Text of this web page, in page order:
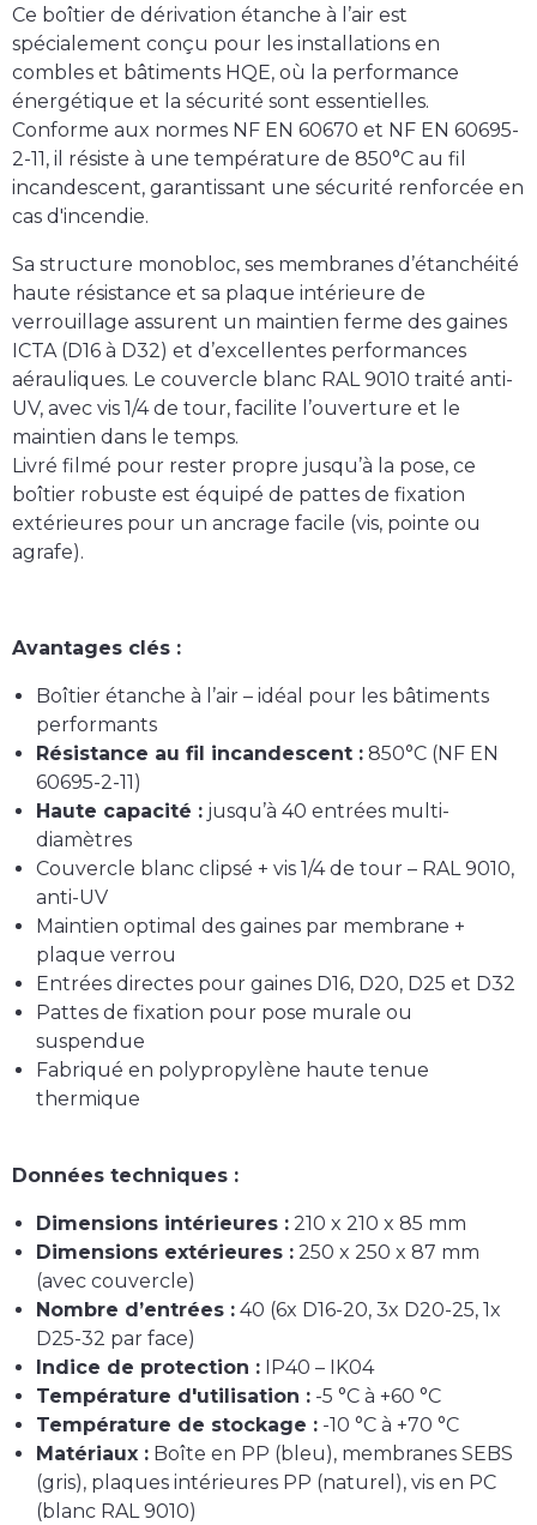
Ce boîtier de dérivation étanche à l’air est
spécialement conçu pour les installations en
combles et bâtiments HQE, où la performance
énergétique et la sécurité sont essentielles.
Conforme aux normes NF EN 60670 et NF EN 60695-
2-11, il résiste à une température de 850°C au fil
incandescent, garantissant une sécurité renforcée en
cas d'incendie.
Sa structure monobloc, ses membranes d’étanchéité
haute résistance et sa plaque intérieure de
verrouillage assurent un maintien ferme des gaines
ICTA (D16 à D32) et d’excellentes performances
aérauliques. Le couvercle blanc RAL 9010 traité anti-
UV, avec vis 1/4 de tour, facilite l’ouverture et le
maintien dans le temps.
Livré filmé pour rester propre jusqu’à la pose, ce
boîtier robuste est équipé de pattes de fixation
extérieures pour un ancrage facile (vis, pointe ou
agrafe).
Avantages clés :
Boîtier étanche à l’air – idéal pour les bâtiments
performants
Résistance au fil incandescent : 850°C (NF EN
60695-2-11)
Haute capacité : jusqu’à 40 entrées multi-
diamètres
Couvercle blanc clipsé + vis 1/4 de tour – RAL 9010,
anti-UV
Maintien optimal des gaines par membrane +
plaque verrou
Entrées directes pour gaines D16, D20, D25 et D32
Pattes de fixation pour pose murale ou
suspendue
Fabriqué en polypropylène haute tenue
thermique
Données techniques :
Dimensions intérieures : 210 x 210 x 85 mm
Dimensions extérieures : 250 x 250 x 87 mm
(avec couvercle)
Nombre d’entrées : 40 (6x D16-20, 3x D20-25, 1x
D25-32 par face)
Indice de protection : IP40 – IK04
Température d'utilisation : -5 °C à +60 °C
Température de stockage : -10 °C à +70 °C
Matériaux : Boîte en PP (bleu), membranes SEBS
(gris), plaques intérieures PP (naturel), vis en PC
(blanc RAL 9010)